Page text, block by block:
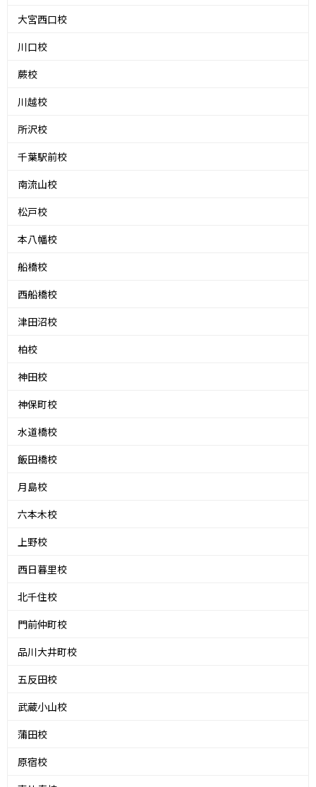
大宮西口校
川口校
蕨校
川越校
所沢校
千葉駅前校
南流山校
松戸校
本八幡校
船橋校
西船橋校
津田沼校
柏校
神田校
神保町校
水道橋校
飯田橋校
月島校
六本木校
上野校
西日暮里校
北千住校
門前仲町校
品川大井町校
五反田校
武蔵小山校
蒲田校
原宿校